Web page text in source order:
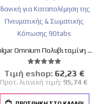
Solgar Omnium Πολυβιταμίνη για Ενέργεια, Τόνωση & Αντιοξειδωτική Προστασία - Ιδανική για Καταπολέμηση της Πνευματικής & Σωματικής Κόπωσης 90tabs
Βαθμολογία:
100%
Tιμή eshop: Ειδική
Τιμή
62,23 €
Προτ. λιανική τιμή: 95,74 €